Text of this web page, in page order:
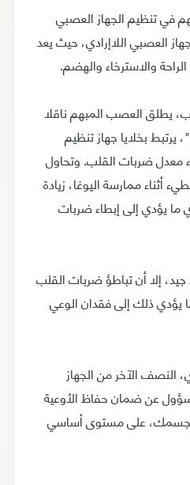
في تنظيم الجهاز العصبي
العصبي اللاإرادي، حيث يعد
والاسترخاء والهضم.
يطلق العصب المبهم ناقلا
بخلايا جهاز تنظيم
معدل ضربات القلب. وتحاول
أثناء ممارسة اليوغا، زيادة
ما يؤدي إلى إبطاء ضربات
إلا أن تباطؤ ضربات القلب
ذلك إلى فقدان الوعي
النصف الآخر من الجهاز
عن ضمان حفاظ الأوعية
جسمك، على مستوى أساسي